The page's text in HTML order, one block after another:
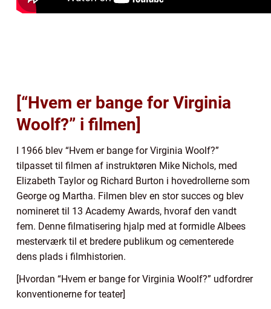
[“Hvem er bange for Virginia
Woolf?” i filmen]
I 1966 blev “Hvem er bange for Virginia Woolf?”
tilpasset til filmen af instruktøren Mike Nichols, med
Elizabeth Taylor og Richard Burton i hovedrollerne som
George og Martha. Filmen blev en stor succes og blev
nomineret til 13 Academy Awards, hvoraf den vandt
fem. Denne filmatisering hjalp med at formidle Albees
mesterværk til et bredere publikum og cementerede
dens plads i filmhistorien.
[Hvordan “Hvem er bange for Virginia Woolf?” udfordrer
konventionerne for teater]